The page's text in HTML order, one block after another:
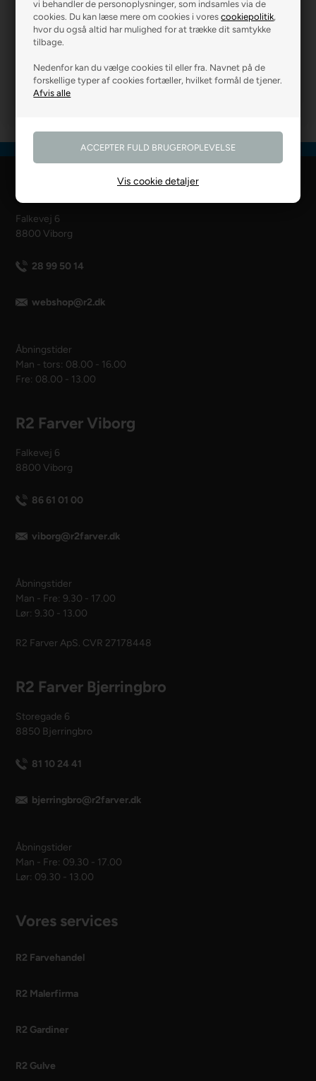
vi behandler de personoplysninger, som indsamles via de
cookies. Du kan læse mere om cookies i vorescookiepolitik,
hvor du også altid har mulighed for at trække dit samtykke
tilbage.
Nedenfor kan du vælge cookies til eller fra. Navnet på de
forskellige typer af cookies fortæller, hvilket formål de tjener.
Vis cookie detaljer
R2 Farver Webshop
Falkevej 6
8800 Viborg
28 99 50 14
webshop@r2.dk
Åbningstider
Man - tors: 08.00 - 16.00
Fre: 08.00 - 13.00
R2 Farver Viborg
Falkevej 6
8800 Viborg
86 61 01 00
viborg@r2farver.dk
Åbningstider
Man - Fre: 9.30 - 17.00
Lør: 9.30 - 13.00
R2 Farver ApS. CVR 27178448
R2 Farver Bjerringbro
Storegade 6
8850 Bjerringbro
81 10 24 41
bjerringbro@r2farver.dk
Åbningstider
Man - Fre: 09.30 - 17.00
Lør: 09.30 - 13.00
Vores services
R2 Farvehandel
R2 Malerfirma
R2 Gardiner
R2 Gulve